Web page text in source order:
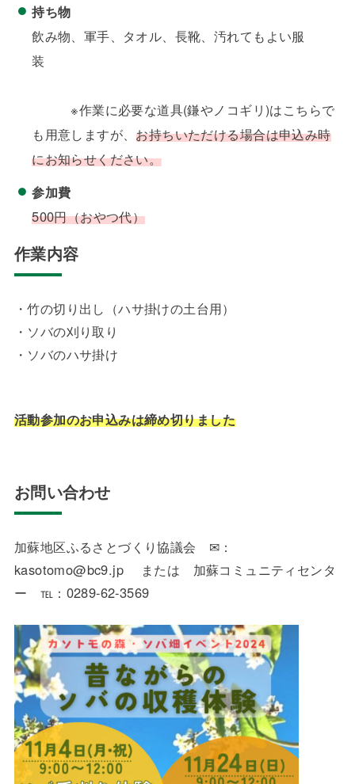
持ち物
飲み物、軍手、タオル、長靴、汚れてもよい服
装
※作業に必要な道具(鎌やノコギリ)はこちらで
も用意しますが、 お持ちいただける場合は申込み時
にお知らせください。
参加費
500円（おやつ代）
作業内容
・竹の切り出し（ハサ掛けの土台用）
・ソバの刈り取り
・ソバのハサ掛け
活動参加のお申込みは締め切りました
お問い合わせ
加蘇地区ふるさとづくり協議会 ✉：
kasotomo@bc9.jp または 加蘇コミュニティセンタ
ー ℡：0289-62-3569